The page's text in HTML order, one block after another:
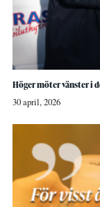
Höger möter vänster i
30 april, 2026